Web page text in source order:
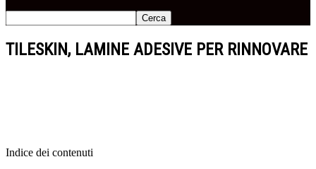
TILESKIN, LAMINE ADESIVE PER RINNOVARE
Indice dei contenuti